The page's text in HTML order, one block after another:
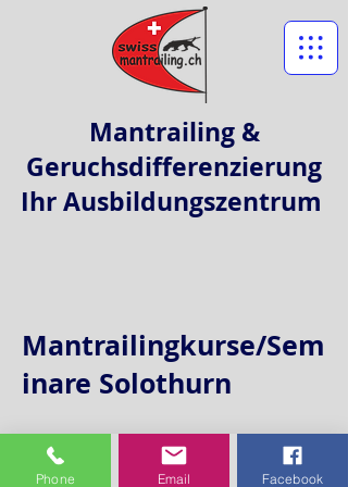
Mantrailing &
Geruchsdifferenzierung
Ihr Ausbildungszentrum
Mantrailingkurse/Sem
inare Solothurn
Phone Email Facebook